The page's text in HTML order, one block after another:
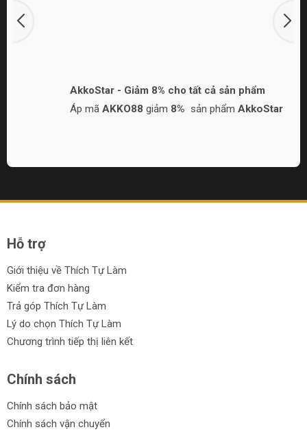
AkkoStar - Giảm 8% cho tất cả sản phẩm
AKKO88giảm8% sản phẩmAkkoStar
Hỗ trợ
Giới thiệu về Thích Tự Làm
Kiểm tra đơn hàng
Trả góp Thích Tự Làm
Lý do chọn Thích Tự Làm
Chương trình tiếp thị liên kết
Chính sách
Chính sách bảo mật
Chính sách vận chuyển